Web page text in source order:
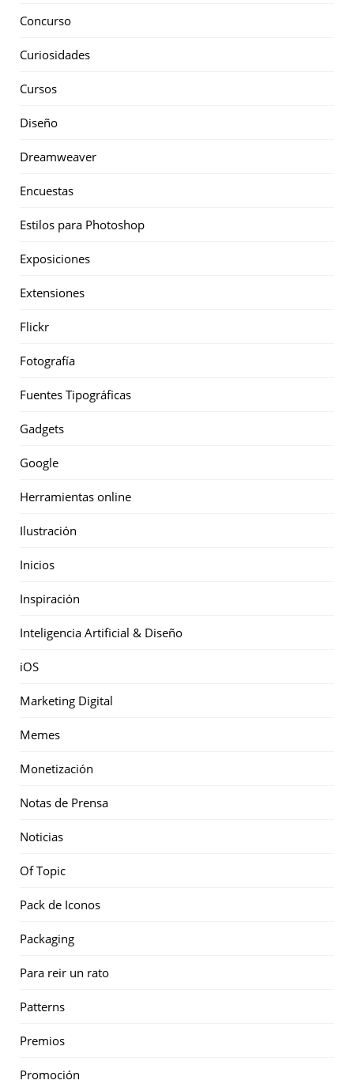
Concurso
Curiosidades
Cursos
Diseño
Dreamweaver
Encuestas
Estilos para Photoshop
Exposiciones
Extensiones
Flickr
Fotografía
Fuentes Tipográficas
Gadgets
Google
Herramientas online
Ilustración
Inicios
Inspiración
Inteligencia Artificial & Diseño
iOS
Marketing Digital
Memes
Monetización
Notas de Prensa
Noticias
Of Topic
Pack de Iconos
Packaging
Para reir un rato
Patterns
Premios
Promoción